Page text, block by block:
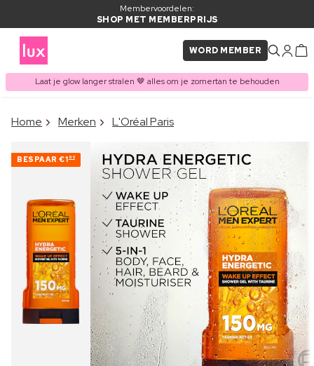
Membervoordelen:
SHOP MET MEMBERPRIJS
WORD MEMBER
Laat je glow langer stralen 🤎 alles om je zomertan te behouden
ITEM TOEGEVOEGD AAN
Home Merken L'Oréal Paris
BESPAAR €1 90